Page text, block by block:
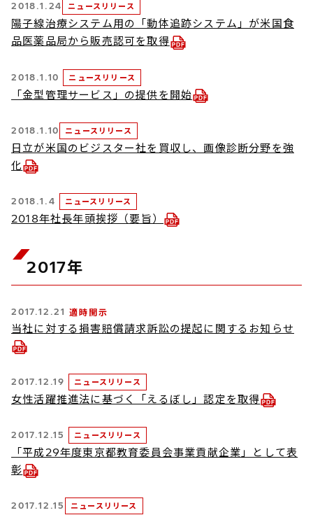
2018.1.24 ニュースリリース
陽子線治療システム用の「動体追跡システム」が米国食
品医薬品局から販売認可を取得
2018.1.10 ニュースリリース
「金型管理サービス」の提供を開始
2018.1.10 ニュースリリース
日立が米国のビジスター社を買収し、画像診断分野を強
化
2018.1.4 ニュースリリース
2018年社長年頭挨拶（要旨）
2017年
2017.12.21 適時開示
当社に対する損害賠償請求訴訟の提起に関するお知らせ
2017.12.19 ニュースリリース
女性活躍推進法に基づく「えるぼし」認定を取得
2017.12.15 ニュースリリース
「平成29年度東京都教育委員会事業貢献企業」として表
彰
2017.12.15 ニュースリリース